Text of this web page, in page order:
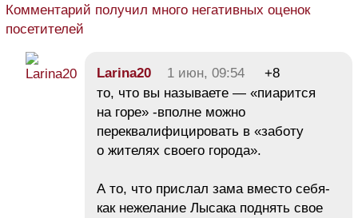
Комментарий получил много негативных оценок
посетителей
Larina20 1 июн, 09:54
+8
то, что вы называете — «пиарится
на горе» -вполне можно
переквалифицировать в «заботу
о жителях своего города».
А то, что прислал зама вместо себя-
как нежелание Лысака поднять свое